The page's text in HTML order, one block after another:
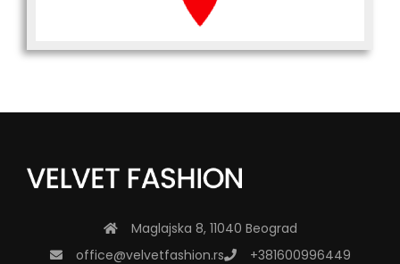
Maglajska 8, 11040 Beograd
office@velvetfashion.rs
+381600996449